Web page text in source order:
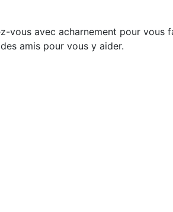
vous avec acharnement pour
amis pour vous y aider.